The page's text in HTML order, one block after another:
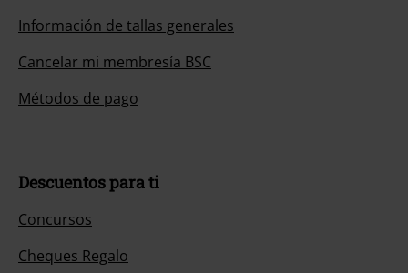
Información de tallas generales
Cancelar mi membresía BSC
Métodos de pago
Descuentos para ti
Concursos
Cheques Regalo